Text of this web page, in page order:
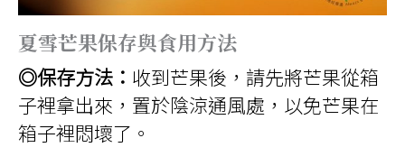
夏雪芒果保存與食用方法
◎保存方法： 收到芒果後，請先將芒果從箱
子裡拿出來，置於陰涼通風處，以免芒果在
箱子裡悶壞了。